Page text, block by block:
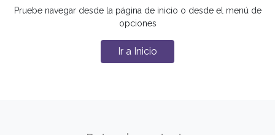
Pruebe navegar desde la página de inicio o desde el menú de
opciones
Ir a Inicio